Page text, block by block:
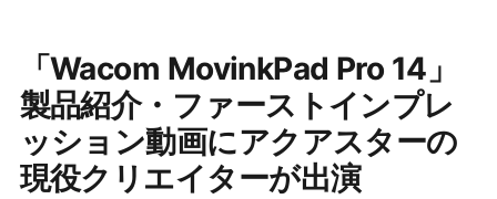
「Wacom MovinkPad Pro 14」
製品紹介・ファーストインプレ
ッション動画にアクアスターの
現役クリエイターが出演